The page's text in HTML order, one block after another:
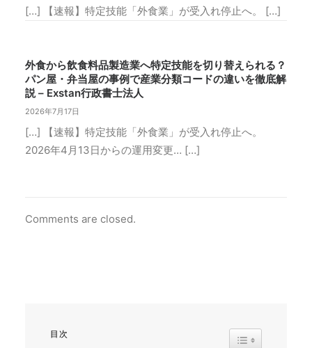
[…] 【速報】特定技能「外食業」が受入れ停止へ。 […]
外食から飲食料品製造業へ特定技能を切り替えられる？
パン屋・弁当屋の事例で産業分類コードの違いを徹底解
説 – Exstan行政書士法人
2026年7月17日
[…] 【速報】特定技能「外食業」が受入れ停止へ。
2026年4月13日からの運用変更… […]
Comments are closed.
目次 TOGGLE